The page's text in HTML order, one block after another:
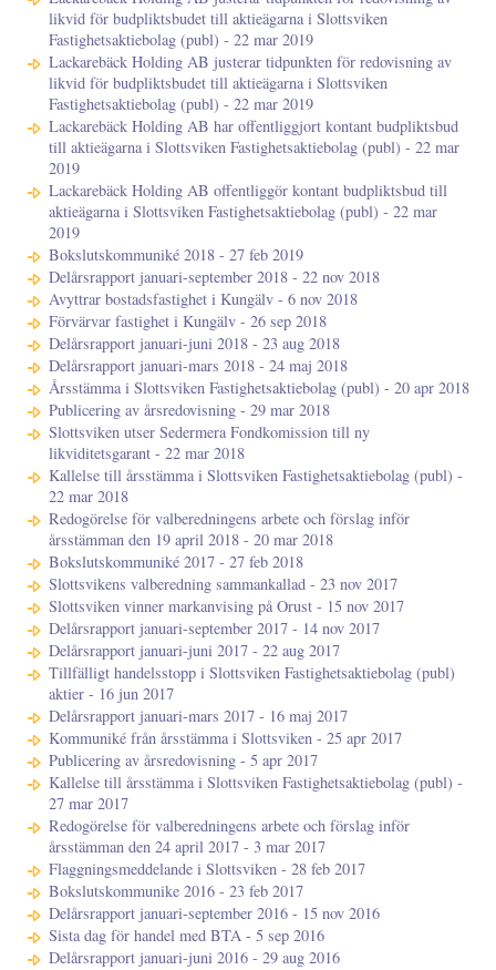
likvid för budpliktsbudet till aktieägarna i Slottsviken
Fastighetsaktiebolag (publ) - 22 mar 2019
Lackarebäck Holding AB justerar tidpunkten för redovisning av
likvid för budpliktsbudet till aktieägarna i Slottsviken
Fastighetsaktiebolag (publ) - 22 mar 2019
Lackarebäck Holding AB har offentliggjort kontant budpliktsbud
till aktieägarna i Slottsviken Fastighetsaktiebolag (publ) - 22 mar
2019
Lackarebäck Holding AB offentliggör kontant budpliktsbud till
aktieägarna i Slottsviken Fastighetsaktiebolag (publ) - 22 mar
2019
Bokslutskommuniké 2018 - 27 feb 2019
Delårsrapport januari-september 2018 - 22 nov 2018
Avyttrar bostadsfastighet i Kungälv - 6 nov 2018
Förvärvar fastighet i Kungälv - 26 sep 2018
Delårsrapport januari-juni 2018 - 23 aug 2018
Delårsrapport januari-mars 2018 - 24 maj 2018
Årsstämma i Slottsviken Fastighetsaktiebolag (publ) - 20 apr 2018
Publicering av årsredovisning - 29 mar 2018
Slottsviken utser Sedermera Fondkomission till ny
likviditetsgarant - 22 mar 2018
Kallelse till årsstämma i Slottsviken Fastighetsaktiebolag (publ) -
22 mar 2018
Redogörelse för valberedningens arbete och förslag inför
årsstämman den 19 april 2018 - 20 mar 2018
Bokslutskommuniké 2017 - 27 feb 2018
Slottsvikens valberedning sammankallad - 23 nov 2017
Slottsviken vinner markanvising på Orust - 15 nov 2017
Delårsrapport januari-september 2017 - 14 nov 2017
Delårsrapport januari-juni 2017 - 22 aug 2017
Tillfälligt handelsstopp i Slottsviken Fastighetsaktiebolag (publ)
aktier - 16 jun 2017
Delårsrapport januari-mars 2017 - 16 maj 2017
Kommuniké från årsstämma i Slottsviken - 25 apr 2017
Publicering av årsredovisning - 5 apr 2017
Kallelse till årsstämma i Slottsviken Fastighetsaktiebolag (publ) -
27 mar 2017
Redogörelse för valberedningens arbete och förslag inför
årsstämman den 24 april 2017 - 3 mar 2017
Flaggningsmeddelande i Slottsviken - 28 feb 2017
Bokslutskommunike 2016 - 23 feb 2017
Delårsrapport januari-september 2016 - 15 nov 2016
Sista dag för handel med BTA - 5 sep 2016
Delårsrapport januari-juni 2016 - 29 aug 2016